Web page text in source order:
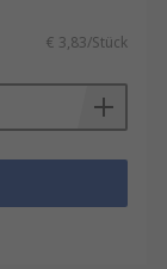
€ 3,83/Stück